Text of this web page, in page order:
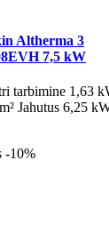
Altherma 3
7,5 kW
tarbimine 1,63
Jahutus 6,25
-10%